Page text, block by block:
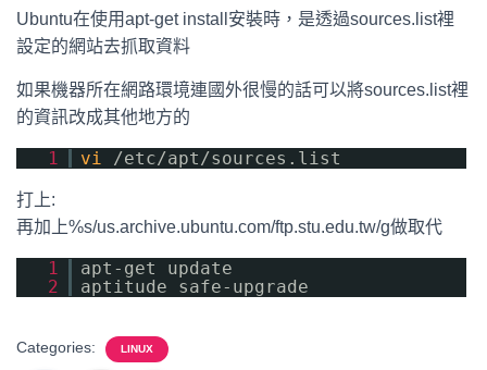
I
Ubuntu在使用apt-get install安裝時，是透過sources.list裡
設定的網站去抓取資料
如果機器所在網路環境連國外很慢的話可以將sources.list裡
的資訊改成其他地方的
1 vi /etc/apt/sources.list
打上:
再加上%s/us.archive.ubuntu.com/ftp.stu.edu.tw/g做取代
1
apt-get update
2
aptitude safe-upgrade
Categories: LINUX